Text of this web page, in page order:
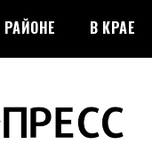
РАЙОНЕ В КРАЕ
газеты